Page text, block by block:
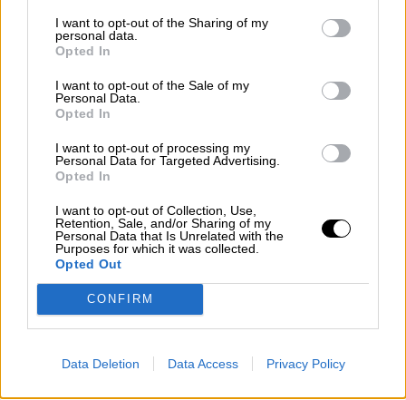
I want to opt-out of the Sharing of my
personal data.
Opted In
I want to opt-out of the Sale of my
Personal Data.
Opted In
I want to opt-out of processing my
Personal Data for Targeted Advertising.
Opted In
I want to opt-out of Collection, Use,
Retention, Sale, and/or Sharing of my
Personal Data that Is Unrelated with the
Purposes for which it was collected.
Opted Out
CONFIRM
Data Deletion Data Access Privacy Policy
Se ha dicho que la movilización de la que hablo
es única. Y, en efecto, lo es, porque nunca
como en esta oportunidad, el régimen ha hecho
una inversión de recursos, violatoria de las
leyes, para impedir las concentraciones. De
hecho, su esfuerzo principal ha consistido en
sabotear la campaña electoral opositora. Han